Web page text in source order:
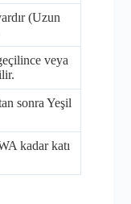
(Uzun
veya
sonra Yeşil
kadar katı